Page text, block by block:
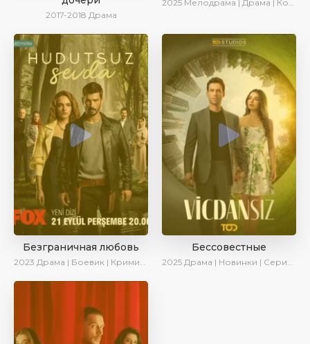
2017-2018 Драма
2025 Мелодрама | Драма | Комедия | AlisaDirilis | Новинки | Сериалы 2025
Безграничная любовь
2023 Драма | Боевик | Криминал | SesDizi | Сериалы 2023
Бессовестные
2025 Драма | Новинки | Сериалы 2025